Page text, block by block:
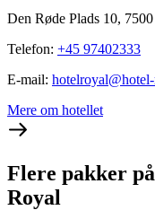
Den Røde Plads 10,
Telefon: +45 97402333
E-mail:
Mere om hotellet
Flere pakker
Royal